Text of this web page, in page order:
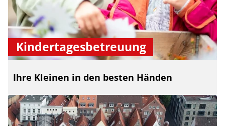
Kindertagesbetreuung
Ihre Kleinen in den besten Händen